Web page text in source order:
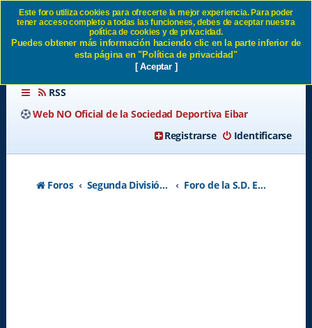
Entrevista al admin en el
Diario Vasco SD Eibar
RSS
Web NO Oficial de la Sociedad Deportiva Eibar
Identificarse
Registrarse
Foros Segunda División A - Temporada 2026-2027 Foro de la S.D. Eibar
Este foro utiliza cookies para ofrecerte la mejor experiencia. Para poder
tener acceso completo a todas las funcionees, debes de aceptar nuestra
política de cookies y de privacidad.
Puedes obtener más información haciendo clic en la parte inferior de
esta página en "Política de privacidad"
[ Aceptar ]